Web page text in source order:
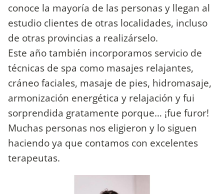
conoce la mayoría de las personas y llegan al
estudio clientes de otras localidades, incluso
de otras provincias a realizárselo.
Este año también incorporamos servicio de
técnicas de spa como masajes relajantes,
cráneo faciales, masaje de pies, hidromasaje,
armonización energética y relajación y fui
sorprendida gratamente porque… ¡fue furor!
Muchas personas nos eligieron y lo siguen
haciendo ya que contamos con excelentes
terapeutas.